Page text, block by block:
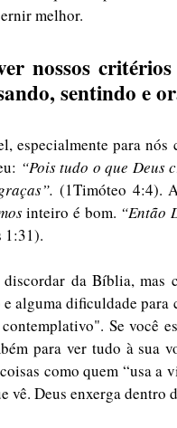
melhor.
nossos
sentindo e
especialmente para
“Pois tudo o que Deus
(1Timóteo 4:4).
inteiro é bom. “Então
1:31).
da Bíblia, mas
alguma dificuldade
Se você
para ver tudo à sua
como quem “usa a
vê. Deus enxerga dentro